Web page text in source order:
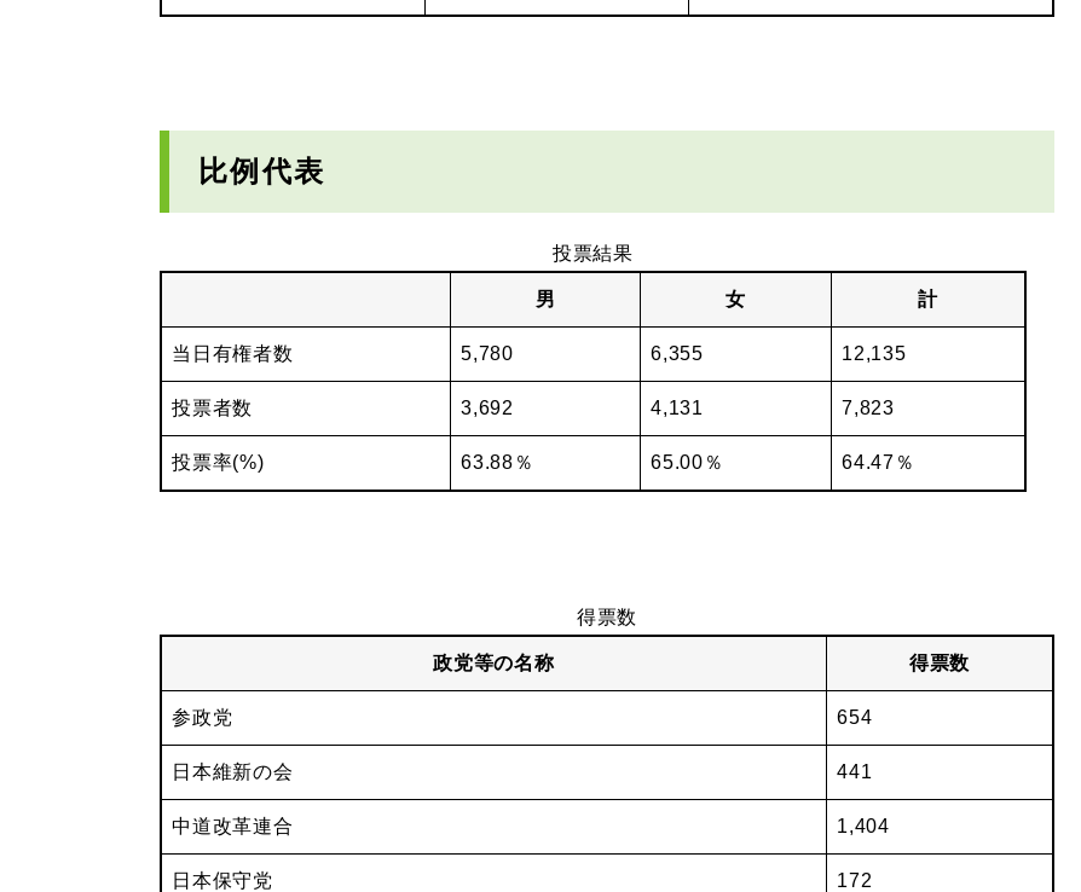
比例代表
投票結果
男 女 計
当日有権者数 5,780 6,355 12,135
投票者数 3,692 4,131 7,823
投票率(%) 63.88％ 65.00％ 64.47％
得票数
政党等の名称 得票数
参政党 654
日本維新の会 441
中道改革連合 1,404
日本保守党 172